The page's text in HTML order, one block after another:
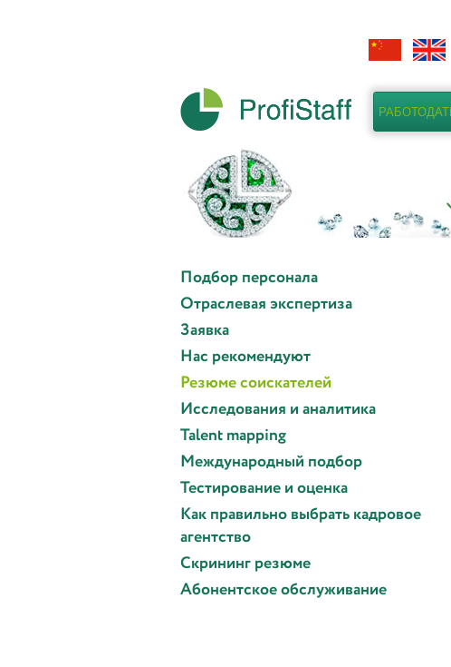
Подбор персонала
Отраслевая экспертиза
Заявка
Нас рекомендуют
Резюме соискателей
Исследования и аналитика
Talent mapping
Международный подбор
Тестирование и оценка
Как правильно выбрать кадровое
агентство
Скрининг резюме
Абонентское обслуживание